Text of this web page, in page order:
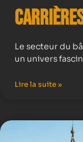
Le secteur du
un univers
Lire la suite »